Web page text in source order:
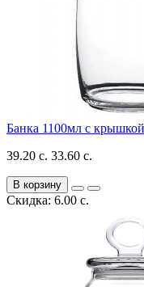
Банка 1100мл с крышкой
39.20 с. 33.60 с.
В корзину
Скидка: 6.00 с.